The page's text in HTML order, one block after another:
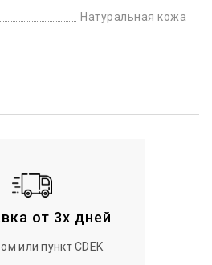
Натуральная кожа
от 3х дней
или пункт CDEK